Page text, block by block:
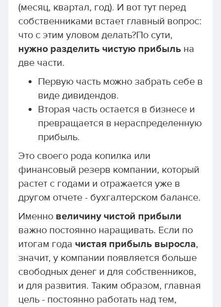
(месяц, квартал, год). И вот тут перед
собственниками встает главный вопрос:
что с этим уловом делать?По сути,
нужно разделить чистую прибыльна
две части.
Первую часть можно забрать себе в
виде дивидендов.
Вторая часть остается в бизнесе и
превращается в нераспределенную
прибыль.
Это своего рода копилка или
финансовый резерв компании, который
растет с годами и отражается уже в
другом отчете - бухгалтерском балансе.
Именно величину чистой прибыли
важно постоянно наращивать. Если по
итогам года чистая прибыль выросла,
значит, у компании появляется больше
свободных денег и для собственников,
и для развития. Таким образом, главная
цель - постоянно работать над тем,